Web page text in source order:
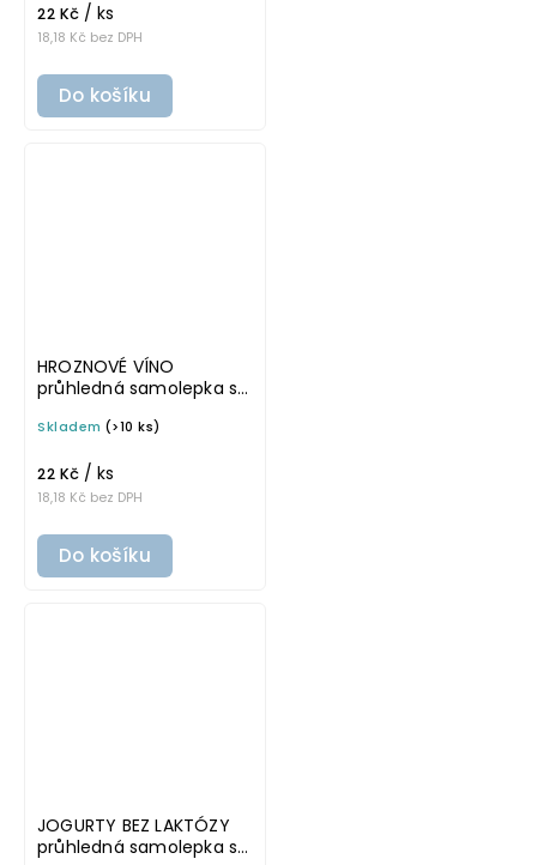
18,18 Kč bez DPH
22 Kč / ks
Do košíku
HROZNOVÉ VÍNO
průhledná samolepka s
písmo, rozměr 6 × 4 cm
do lednice
Skladem (>10 ks)
18,18 Kč bez DPH
22 Kč / ks
Do košíku
JOGURTY BEZ LAKTÓZY
průhledná samolepka s